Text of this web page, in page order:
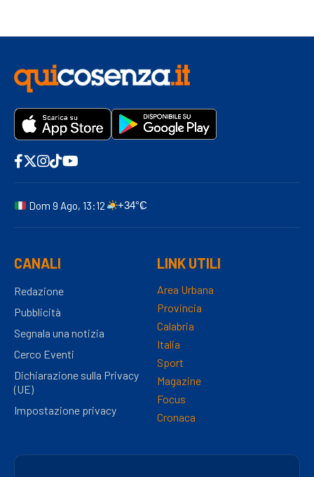
Dom 9 Ago, 13:12 +34°C
CANALI
Redazione
Pubblicità
Segnala una notizia
Cerco Eventi
Dichiarazione sulla Privacy
(UE)
Impostazione privacy
LINK UTILI
Area Urbana
Provincia
Calabria
Italia
Sport
Magazine
Focus
Cronaca